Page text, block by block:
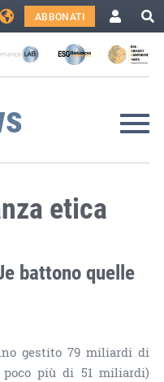
ABBONATI
etica
battono quelle
gestito 79 miliardi di
più di 51 miliardi)